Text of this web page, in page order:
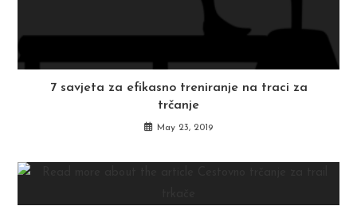
7 savjeta za efikasno treniranje na traci za
trčanje
May 23, 2019